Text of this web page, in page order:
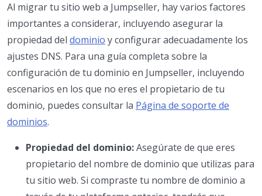
Al migrar tu sitio web a Jumpseller, hay varios factores
importantes a considerar, incluyendo asegurar la
propiedad del dominio y configurar adecuadamente los
ajustes DNS. Para una guía completa sobre la
configuración de tu dominio en Jumpseller, incluyendo
escenarios en los que no eres el propietario de tu
dominio, puedes consultar la Página de soporte de
dominios.
Propiedad del dominio:Asegúrate de que eres
propietario del nombre de dominio que utilizas para
tu sitio web. Si compraste tu nombre de dominio a